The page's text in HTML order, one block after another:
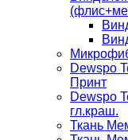
Dewspo
Принт
Dewspo
гл.краш.
Ткань